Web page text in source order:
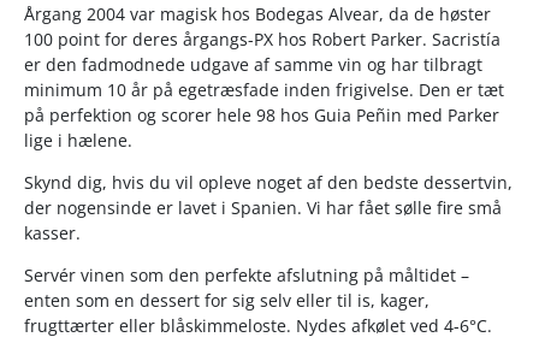
Årgang 2004 var magisk hos Bodegas Alvear, da de høster
100 point for deres årgangs-PX hos Robert Parker. Sacristía
er den fadmodnede udgave af samme vin og har tilbragt
minimum 10 år på egetræsfade inden frigivelse. Den er tæt
på perfektion og scorer hele 98 hos Guia Peñin med Parker
lige i hælene.
Skynd dig, hvis du vil opleve noget af den bedste dessertvin,
der nogensinde er lavet i Spanien. Vi har fået sølle fire små
kasser.
Servér vinen som den perfekte afslutning på måltidet –
enten som en dessert for sig selv eller til is, kager,
frugttærter eller blåskimmeloste. Nydes afkølet ved 4-6°C.